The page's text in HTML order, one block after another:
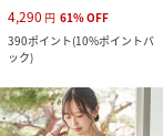
4,290 円 61%OFF
390ポイント(10%ポイントバ
ック)